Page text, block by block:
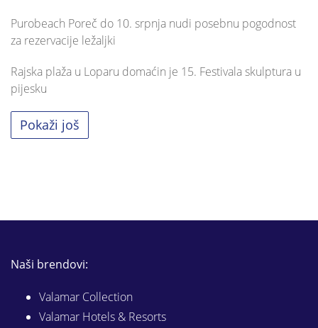
Purobeach Poreč do 10. srpnja nudi posebnu pogodnost
za rezervacije ležaljki
Rajska plaža u Loparu domaćin je 15. Festivala skulptura u
pijesku
Pokaži još
Naši brendovi:
Valamar Collection
Valamar Hotels & Resorts